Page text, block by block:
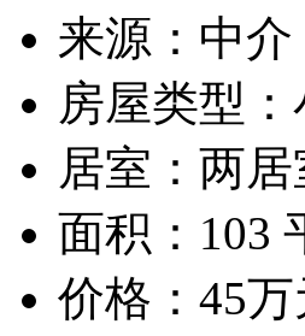
来源： 中介
房屋类型：
居室： 两居
面积： 103
价格： 45万